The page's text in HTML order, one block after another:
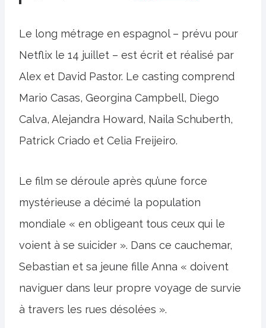
Le long métrage en espagnol – prévu pour
Netflix le 14 juillet – est écrit et réalisé par
Alex et David Pastor. Le casting comprend
Mario Casas, Georgina Campbell, Diego
Calva, Alejandra Howard, Naila Schuberth,
Patrick Criado et Celia Freijeiro.
Le film se déroule après qu’une force
mystérieuse a décimé la population
mondiale « en obligeant tous ceux qui le
voient à se suicider ». Dans ce cauchemar,
Sebastian et sa jeune fille Anna « doivent
naviguer dans leur propre voyage de survie
à travers les rues désolées ».